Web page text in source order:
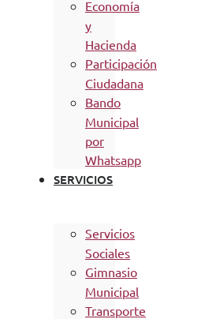
Economía
y
Hacienda
Participación
Ciudadana
Bando
Municipal
por
Whatsapp
SERVICIOS
Servicios
Sociales
Gimnasio
Municipal
Transporte